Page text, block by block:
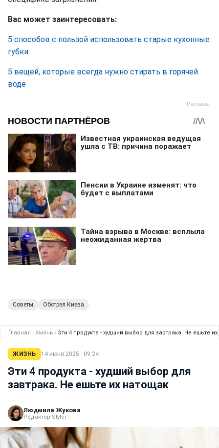
Вас может заинтересовать:
5 способов с пользой использовать старые кухонные
губки
5 вещей, которые всегда нужно стирать в горячей
воде
Советы Обстрел Киева
Главная › Жизнь › Эти 4 продукта - худший выбор для завтрака. Не ешьте
ЖИЗНЬ 14 июня 2025 · 09:24
Эти 4 продукта - худший выбор для
завтрака. Не ешьте их натощак
Людмила Жукова
Редактор Styler